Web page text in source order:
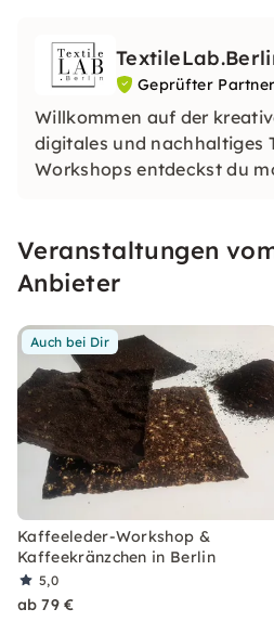
Geprüfter Partner
Willkommen auf der
digitales und nachhaltiges
Workshops entdeckst du
innovativen Technologien
Materialien und lass uns
sein!
Veranstaltungen
Anbieter
Auch bei Dir
Kaffeeleder-Workshop &
Kaffeekränzchen in Berlin
5,0
ab 79 €